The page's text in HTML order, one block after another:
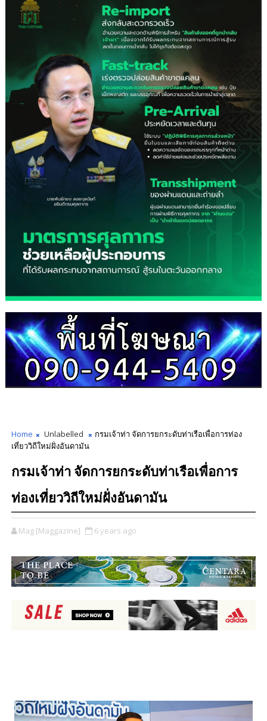
Home Unlabelled
กรมเจ้าท่า จัดการยกระดับท่าเรือเพื่อการท่อง
เที่ยววิถีใหม่ฝั่งอันดามัน
กรมเจ้าท่า จัดการยกระดับท่าเรือเพื่อการ
ท่องเที่ยววิถีใหม่ฝั่งอันดามัน
Mag [Maggazine] 6 years ago